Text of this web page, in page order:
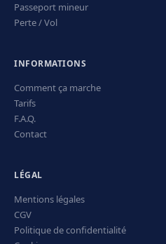
Passeport mineur
Perte / Vol
INFORMATIONS
Comment ça marche
Tarifs
F.A.Q.
Contact
LÉGAL
Mentions légales
CGV
Politique de confidentialité